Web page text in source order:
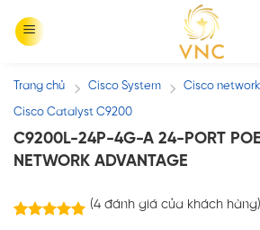
Trang chủ / Cisco System / Cisco
Cisco Catalyst C9200
C9200L-24P-4G-A 24-PORT
NETWORK ADVANTAGE
(4đánh giá của khách hàng)